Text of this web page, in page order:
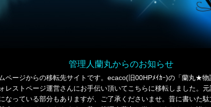
管理人蘭丸からのお知らせ
ページからの移転先サイトです。ecaco(旧00HPﾒｲｶｰ)の「蘭丸★
レストページ運営さんにお手伝い頂いてこちらに移転しました。
なっている部分もありますが、ご了承くださいませ。昔に書いた